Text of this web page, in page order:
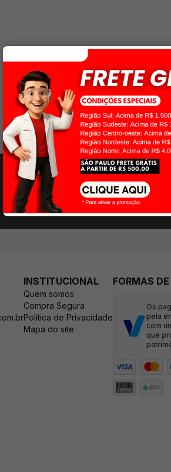
Cadastre-se
E receba ofertas semanais
INSTITUCIONAL
Quem somos
Compra Segura
Política de Privacidade
Mapa do site
FORMAS
Os
pela
com
que